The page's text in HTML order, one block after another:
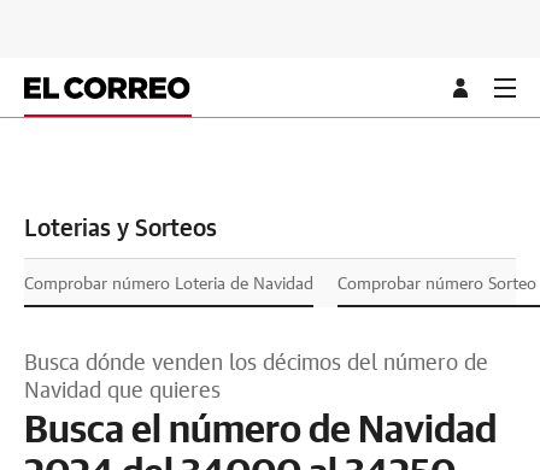
Loterias y Sorteos
Comprobar número Loteria de Navidad Comprobar número
Busca dónde venden los décimos del número de
Navidad que quieres
Busca el número de Navidad